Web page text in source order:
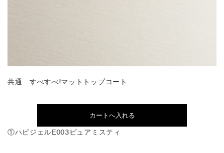
共通…すべすべ!マットトップコート
①ハピジェルE003ピュアミスティ